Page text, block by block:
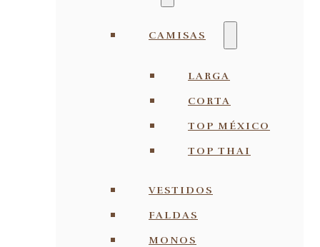
CAMISAS
LARGA
CORTA
TOP MÉXICO
TOP THAI
VESTIDOS
FALDAS
MONOS